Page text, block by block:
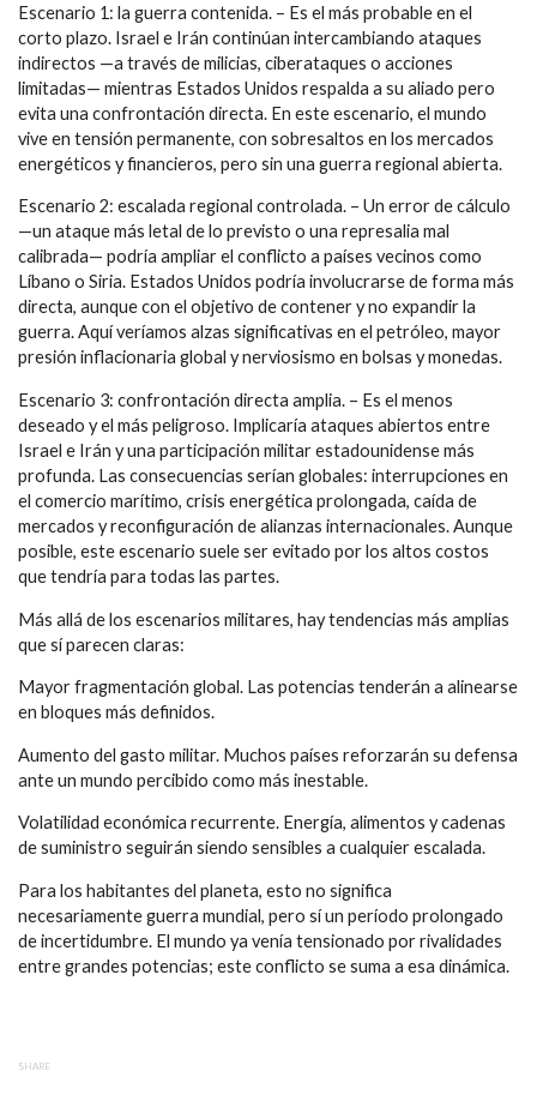
Escenario 1: la guerra contenida. – Es el más probable en el
corto plazo. Israel e Irán continúan intercambiando ataques
indirectos —a través de milicias, ciberataques o acciones
limitadas— mientras Estados Unidos respalda a su aliado pero
evita una confrontación directa. En este escenario, el mundo
vive en tensión permanente, con sobresaltos en los mercados
energéticos y financieros, pero sin una guerra regional abierta.
Escenario 2: escalada regional controlada. – Un error de cálculo
—un ataque más letal de lo previsto o una represalia mal
calibrada— podría ampliar el conflicto a países vecinos como
Líbano o Siria. Estados Unidos podría involucrarse de forma más
directa, aunque con el objetivo de contener y no expandir la
guerra. Aquí veríamos alzas significativas en el petróleo, mayor
presión inflacionaria global y nerviosismo en bolsas y monedas.
Escenario 3: confrontación directa amplia. – Es el menos
deseado y el más peligroso. Implicaría ataques abiertos entre
Israel e Irán y una participación militar estadounidense más
profunda. Las consecuencias serían globales: interrupciones en
el comercio marítimo, crisis energética prolongada, caída de
mercados y reconfiguración de alianzas internacionales. Aunque
posible, este escenario suele ser evitado por los altos costos
que tendría para todas las partes.
Más allá de los escenarios militares, hay tendencias más amplias
que sí parecen claras:
Mayor fragmentación global. Las potencias tenderán a alinearse
en bloques más definidos.
Aumento del gasto militar. Muchos países reforzarán su defensa
ante un mundo percibido como más inestable.
Volatilidad económica recurrente. Energía, alimentos y cadenas
de suministro seguirán siendo sensibles a cualquier escalada.
Para los habitantes del planeta, esto no significa
necesariamente guerra mundial, pero sí un período prolongado
de incertidumbre. El mundo ya venía tensionado por rivalidades
entre grandes potencias; este conflicto se suma a esa dinámica.
SHARE